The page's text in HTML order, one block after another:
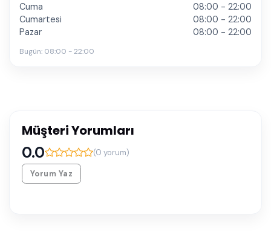
Cuma
08:00 - 22:00
Cumartesi
08:00 - 22:00
Pazar
08:00 - 22:00
Bugün: 08:00 - 22:00
Müşteri Yorumları
0.0 (0 yorum)
Yorum Yaz